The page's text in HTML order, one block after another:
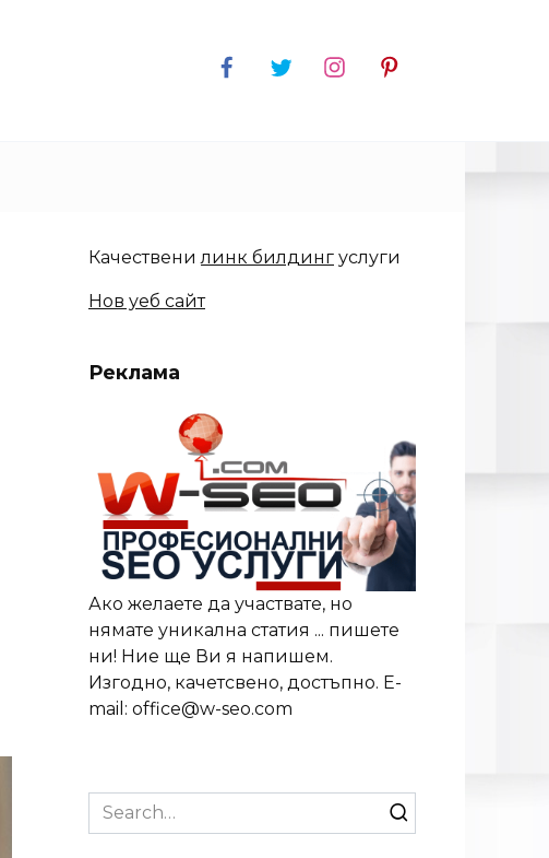
Качественилинк билдинг услуги
Нов уеб сайт
Реклама
Ако желаете да участвате, но
нямате уникална статия ... пишете
ни! Ние ще Ви я напишем.
Изгодно, качетсвено, достъпно. E-
mail: office@w-seo.com
Search
for: